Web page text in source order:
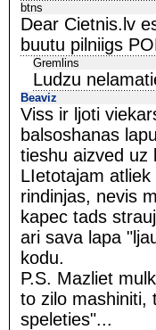
btns
Dear Cietnis.lv
buutu pilniigs
Gremlins
Ludzu
Beaviz
Viss ir ljoti
balsoshanas
tieshu aizved uz
LIetotajam
rindinjas, nevis
kapec tads
ari sava lapa
kodu.
P.S. Mazliet
to zilo mashiniti,
speleties"...